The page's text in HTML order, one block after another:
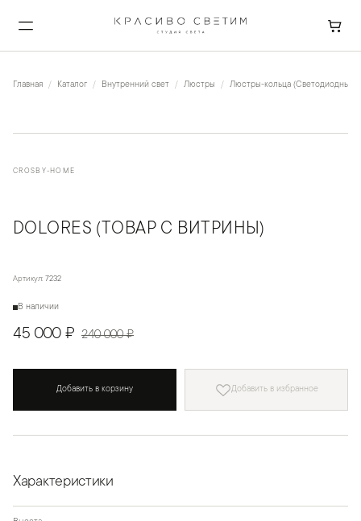
Главная Каталог Внутренний свет Люстры Люстры-кольца (Светодиодные)
CROSBY-HOME
DOLORES (ТОВАР С ВИТРИНЫ)
Артикул: 7232
В наличии
45 000 ₽ 240 000 ₽
Добавить в корзину Добавить в избранное
Характеристики